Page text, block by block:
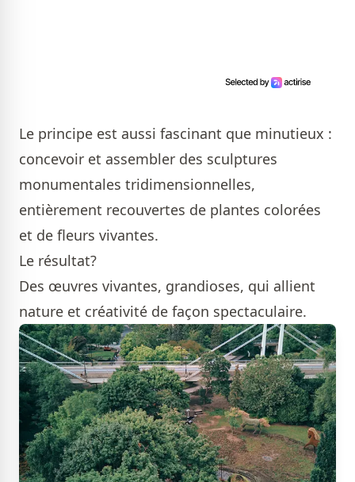
Le principe est aussi fascinant que minutieux :
concevoir et assembler des sculptures
monumentales tridimensionnelles,
entièrement recouvertes de plantes colorées
et de fleurs vivantes.
Le résultat?
Des œuvres vivantes, grandioses, qui allient
nature et créativité de façon spectaculaire.